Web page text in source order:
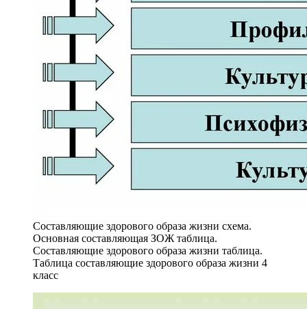
Составляющие здорового образа жизни схема.
Основная составляющая ЗОЖ таблица.
Составляющие здорового образа жизни таблица.
Таблица составляющие здорового образа жизни 4
класс